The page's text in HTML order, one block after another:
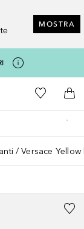
MOSTRA
HomeAlla Mia
Al
Versace